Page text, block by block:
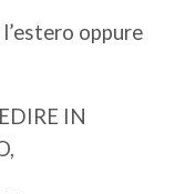
oppure
IN